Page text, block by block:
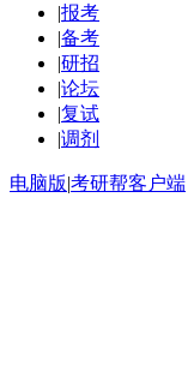
|报考
|备考
|研招
|论坛
|复试
|调剂
电脑版|考研帮客户端